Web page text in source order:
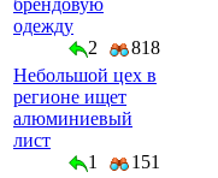
брендовую
одежду
2
818
Небольшой цех в
регионе ищет
алюминиевый
лист
1
151